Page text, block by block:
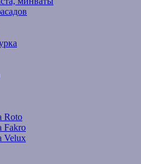
Roto
Fakro
Velux